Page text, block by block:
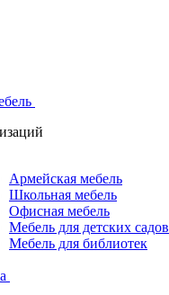
Армейская мебель
Школьная мебель
Офисная мебель
Мебель для детских садов
Мебель для библиотек